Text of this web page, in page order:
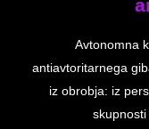
Avtonomna
antiavtoritarnega
iz obrobja: iz